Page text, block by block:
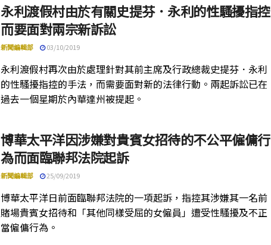
永利渡假村由於有關史提芬．永利的性騷擾指控
而要面對兩宗新訴訟
新聞編輯部 03/10/2019
永利渡假村再次由於處理針對其前主席及行政總裁史提芬．永利
的性騷擾指控的手法，而需要面對新的法律行動。兩起訴訟已在
過去一個星期於內華達州被提起。
博華太平洋因涉嫌對貴賓女招待的不公平僱傭行
為而面臨聯邦法院起訴
新聞編輯部 25/09/2019
博華太平洋日前面臨聯邦法院的一項起訴，指控其涉嫌其一名前
賭場貴賓女招待和「其他同樣受屈的女僱員」遭受性騷擾及不正
當僱傭行為。